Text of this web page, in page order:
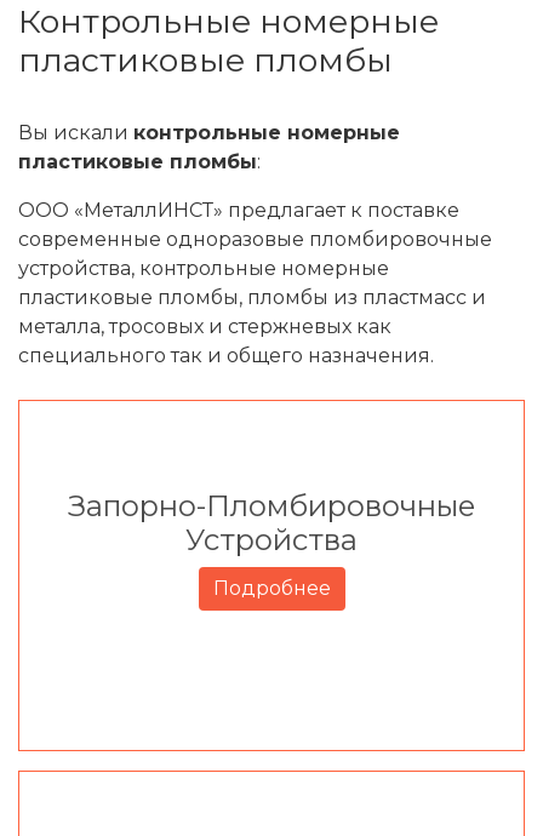
контрольные номерные
пластиковые пломбы
Вы искали контрольные номерные
пластиковые пломбы:
ООО «МеталлИНСТ» предлагает к поставке
современные одноразовые пломбировочные
устройства, контрольные номерные
пластиковые пломбы, пломбы из пластмасс и
металла, тросовых и стержневых как
специального так и общего назначения.
Запорно-Пломбировочные
Устройства
Подробнее